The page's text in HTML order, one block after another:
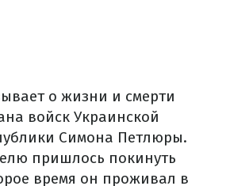
о жизни и смерти
войск Украинской
Симона Петлюры.
пришлось покинуть
время он проживал в